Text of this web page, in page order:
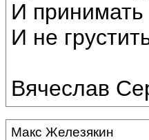
И принимать
И не
Вячеслав
Макс Железякин